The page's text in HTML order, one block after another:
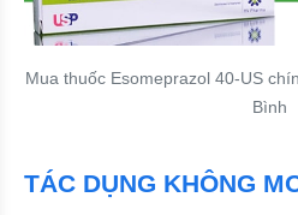
Mua thuốc Esomeprazol 40-US
Bình
TÁC DỤNG KHÔNG